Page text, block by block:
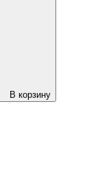
В корзину